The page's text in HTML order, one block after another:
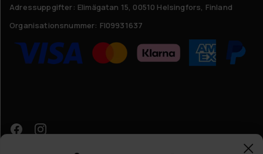
Adressuppgifter: Elimägatan 15, 00510 Helsingfors, Finland
Organisationsnummer: FI09931637